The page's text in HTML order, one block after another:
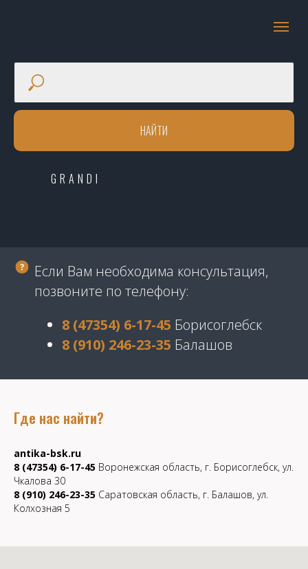
НАЙТИ
GRANDI
Если Вам необходима консультация,
позвоните по телефону:
8 (47354) 6-17-45 Борисоглебск
8 (910) 246-23-35 Балашов
Где нас найти?
antika-bsk.ru
8 (47354) 6-17-45 Воронежская область, г. Борисоглебск, ул.
Чкалова 30
8 (910) 246-23-35 Саратовская область, г. Балашов, ул.
Колхозная 5